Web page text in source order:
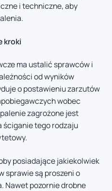
i techniczne, aby
kroki
ma ustalić sprawców i
od wyników
o postawieniu zarzutów
wobec
zagrożone jest
ściganie tego rodzaju
posiadające jakiekolwiek
sprawie są proszeni o
Nawet pozornie drobne